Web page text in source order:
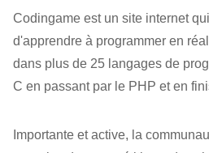
Codingame est un site internet
d'apprendre à programmer en
dans plus de 25 langages de
C en passant par le PHP et en
Importante et active, la